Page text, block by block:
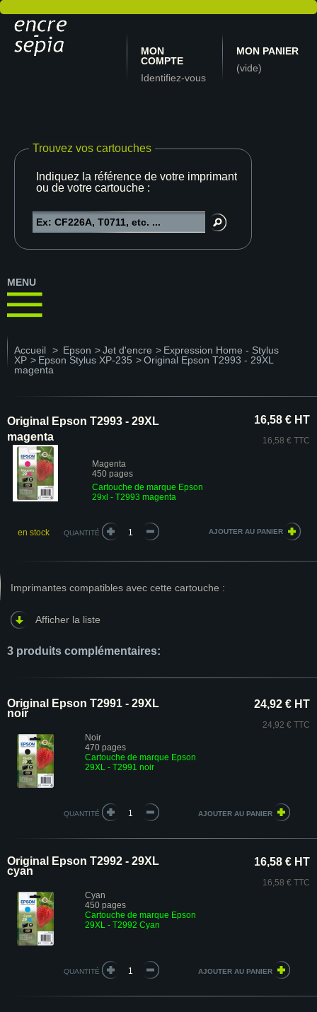
MON
COMPTE
Identifiez-vous
MON PANIER
(vide)
Trouvez vos cartouches
Indiquez la référence de votre imprimante
ou de votre cartouche :
MENU
Accueil > Epson >Jet d'encre > Expression Home - Stylus
XP > Epson Stylus XP-235 >Original Epson T2993 - 29XL
magenta
Original Epson T2993 - 29XL
magenta
Magenta
450 pages
Cartouche de marque Epson
29xl - T2993 magenta
16,58 € HT
16,58 € TTC
en stock QUANTITÉ
Imprimantes compatibles avec cette cartouche :
Afficher la liste
3 produits complémentaires:
Original Epson T2991 - 29XL
noir
Noir
470 pages
Cartouche de marque Epson
29XL - T2991 noir
24,92 € HT
24,92 € TTC
QUANTITÉ
Original Epson T2992 - 29XL
cyan
Cyan
450 pages
Cartouche de marque Epson
29XL - T2992 Cyan
16,58 € HT
16,58 € TTC
QUANTITÉ